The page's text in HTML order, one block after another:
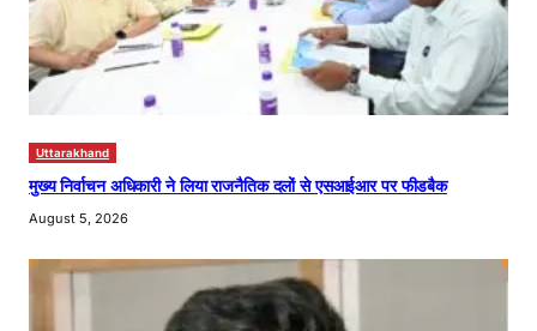
Uttarakhand
मुख्य निर्वाचन अधिकारी ने लिया राजनैतिक दलों से एसआईआर पर फीडबैक
August 5, 2026